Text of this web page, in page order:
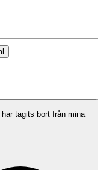
tagits bort från mina